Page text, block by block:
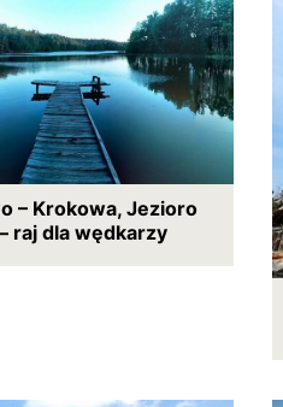
– Krokowa, Jezioro
raj dla wędkarzy